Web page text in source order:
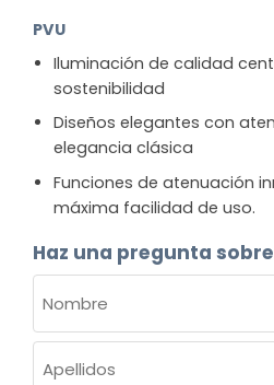
PVU
Iluminación de calidad
sostenibilidad
Diseños elegantes con
elegancia clásica
Funciones de atenuación
máxima facilidad de uso.
Haz una pregunta
(OBLIGATORIO)
Nombre